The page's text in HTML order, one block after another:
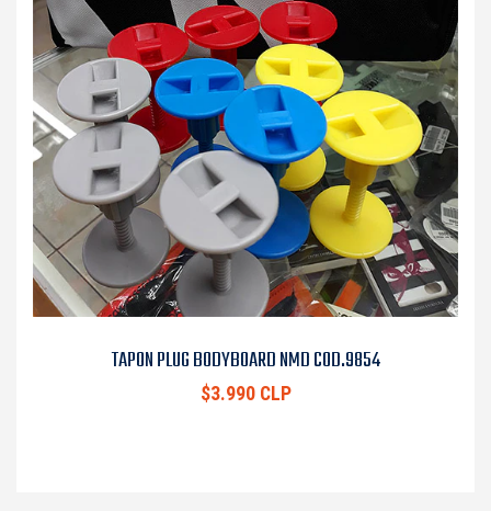
TAPON PLUG BODYBOARD NMD COD.9854
$3.990 CLP